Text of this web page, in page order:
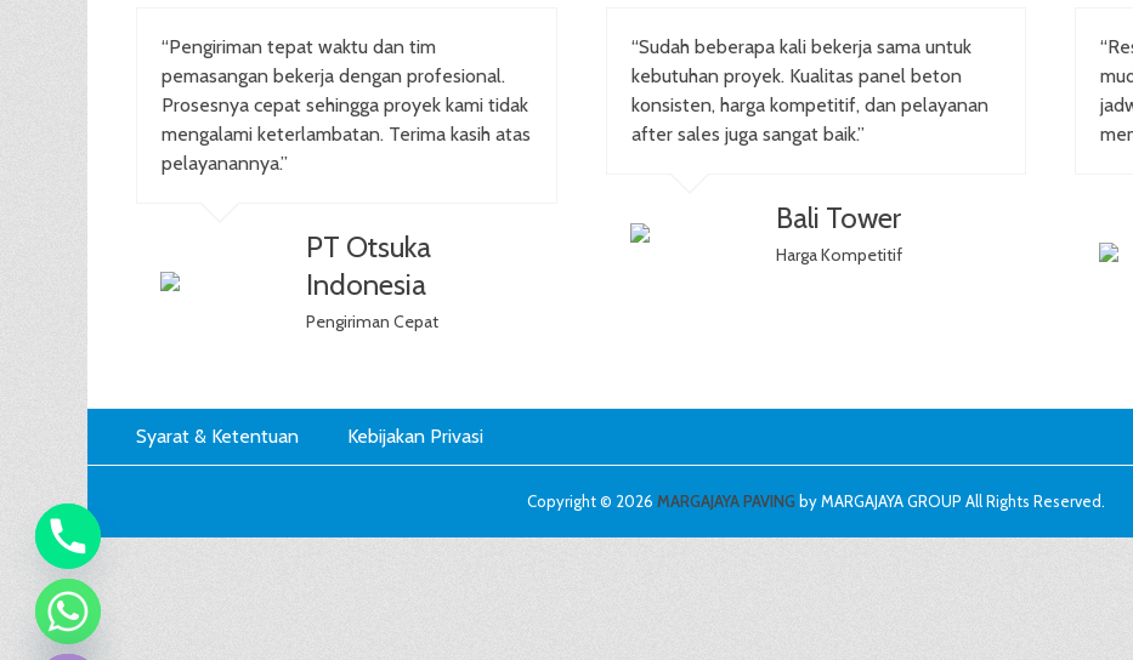
“Pengiriman tepat waktu dan tim
pemasangan bekerja dengan profesional.
Prosesnya cepat sehingga proyek kami tidak
mengalami keterlambatan. Terima kasih atas
pelayanannya.”
PT Otsuka
Indonesia
Pengiriman Cepat
“Sudah beberapa kali bekerja sama untuk
kebutuhan proyek. Kualitas panel beton
konsisten, harga kompetitif, dan pelayanan
after sales juga sangat baik.”
Bali Tower
Harga Kompetitif
Footer
Menu
Syarat & Ketentuan Kebijakan Privasi
Copyright © 2026 MARGAJAYA PAVING by MARGAJAYA GROUP All Rights Reserved.
Hide
chaty